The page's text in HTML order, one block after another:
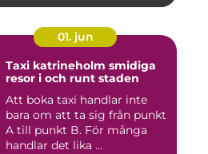
01. jun
Taxi katrineholm smidiga
resor i och runt staden
Att boka taxi handlar inte
bara om att ta sig från punkt
A till punkt B. För många
handlar det lika ...